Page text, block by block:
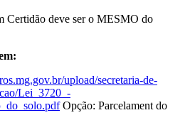
Certidão deve ser o MESMO do
upload/secretaria-de-
Lei_3720_-
Opção: Parcelament do